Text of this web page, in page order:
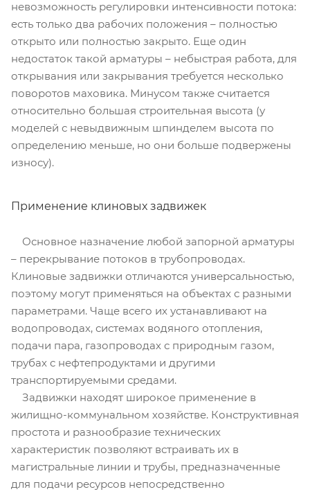
невозможность регулировки интенсивности потока:
есть только два рабочих положения – полностью
открыто или полностью закрыто. Еще один
недостаток такой арматуры – небыстрая работа, для
открывания или закрывания требуется несколько
поворотов маховика. Минусом также считается
относительно большая строительная высота (у
моделей с невыдвижным шпинделем высота по
определению меньше, но они больше подвержены
износу).
Применение клиновых задвижек
Основное назначение любой запорной арматуры
– перекрывание потоков в трубопроводах.
Клиновые задвижки отличаются универсальностью,
поэтому могут применяться на объектах с разными
параметрами. Чаще всего их устанавливают на
водопроводах, системах водяного отопления,
подачи пара, газопроводах с природным газом,
трубах с нефтепродуктами и другими
транспортируемыми средами.
Задвижки находят широкое применение в
жилищно-коммунальном хозяйстве. Конструктивная
простота и разнообразие технических
характеристик позволяют встраивать их в
магистральные линии и трубы, предназначенные
для подачи ресурсов непосредственно